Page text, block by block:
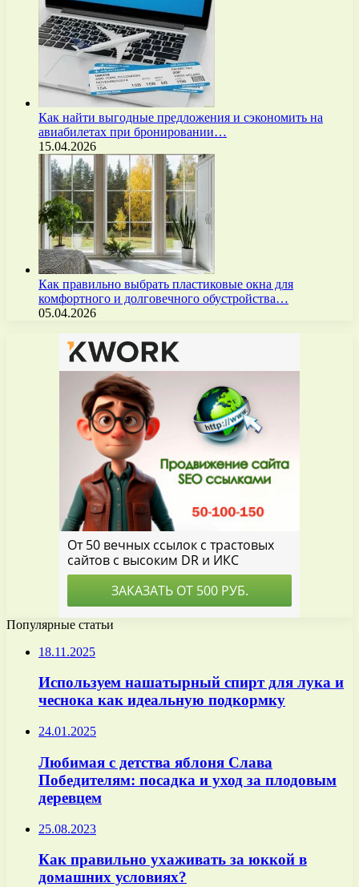
Как найти выгодные предложения и сэкономить на
авиабилетах при бронировании…
15.04.2026
Как правильно выбрать пластиковые окна для
комфортного и долговечного обустройства…
05.04.2026
Популярные статьи
18.11.2025
Используем нашатырный спирт для лука и
чеснока как идеальную подкормку
24.01.2025
Любимая с детства яблоня Слава
Победителям: посадка и уход за плодовым
деревцем
25.08.2023
Как правильно ухаживать за юккой в
домашних условиях?